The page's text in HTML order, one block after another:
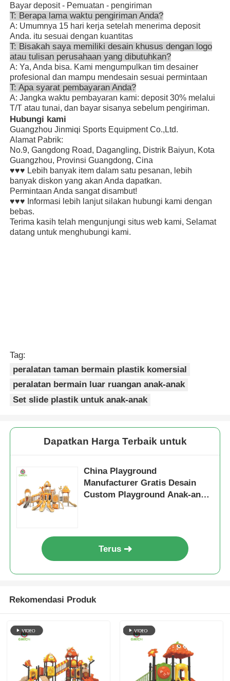
Bayar deposit - Pemuatan - pengiriman
T: Berapa lama waktu pengiriman Anda?
A: Umumnya 15 hari kerja setelah menerima deposit
Anda. itu sesuai dengan kuantitas
T: Bisakah saya memiliki desain khusus dengan logo
atau tulisan perusahaan yang dibutuhkan?
A: Ya, Anda bisa. Kami mengumpulkan tim desainer
profesional dan mampu mendesain sesuai permintaan
T: Apa syarat pembayaran Anda?
A: Jangka waktu pembayaran kami: deposit 30% melalui
T/T atau tunai, dan bayar sisanya sebelum pengiriman.
Hubungi kami
Guangzhou Jinmiqi Sports Equipment Co.,Ltd.
Alamat Pabrik:
No.9, Gangdong Road, Dagangling, Distrik Baiyun, Kota
Guangzhou, Provinsi Guangdong, Cina
♥♥♥ Lebih banyak item dalam satu pesanan, lebih
banyak diskon yang akan Anda dapatkan.
Permintaan Anda sangat disambut!
♥♥♥ Informasi lebih lanjut silakan hubungi kami dengan
bebas.
Terima kasih telah mengunjungi situs web kami, Selamat
datang untuk menghubungi kami.
Tag:
peralatan taman bermain plastik komersial
peralatan bermain luar ruangan anak-anak
Set slide plastik untuk anak-anak
Dapatkan Harga Terbaik untuk
China Playground
Manufacturer Gratis Desain
Custom Playground Anak-anak
Terus
Rekomendasi Produk